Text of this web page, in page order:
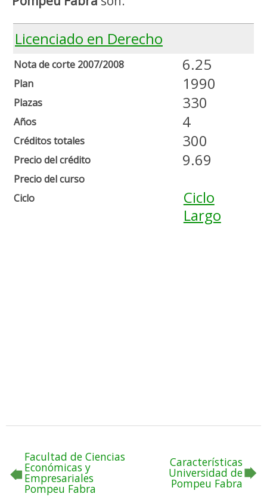
Licenciado en Derecho
Nota de corte 2007/2008
Plan
Plazas
Años
Créditos totales
Precio del crédito
Precio del curso
Ciclo
6.25
1990
330
4
300
9.69
Ciclo
Largo
Facultad de Ciencias
Económicas y
Empresariales
Pompeu Fabra
Características
Universidad de
Pompeu Fabra